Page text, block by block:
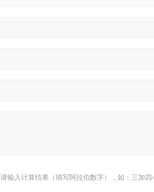
请输入计算结果（填写阿拉伯数字），如：三加四